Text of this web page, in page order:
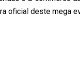
oficial deste mega